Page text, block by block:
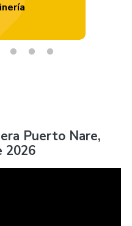
Puerto Nare,
2026